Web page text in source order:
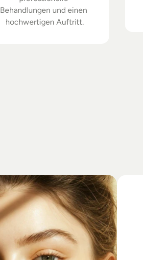
Behandlungen und einen
hochwertigen Auftritt.